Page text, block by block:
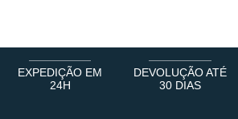
EXPEDIÇÃO EM
24H
DEVOLUÇÃO ATÉ
30 DIAS